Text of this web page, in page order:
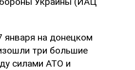
января на донецком
три большие
силами АТО и